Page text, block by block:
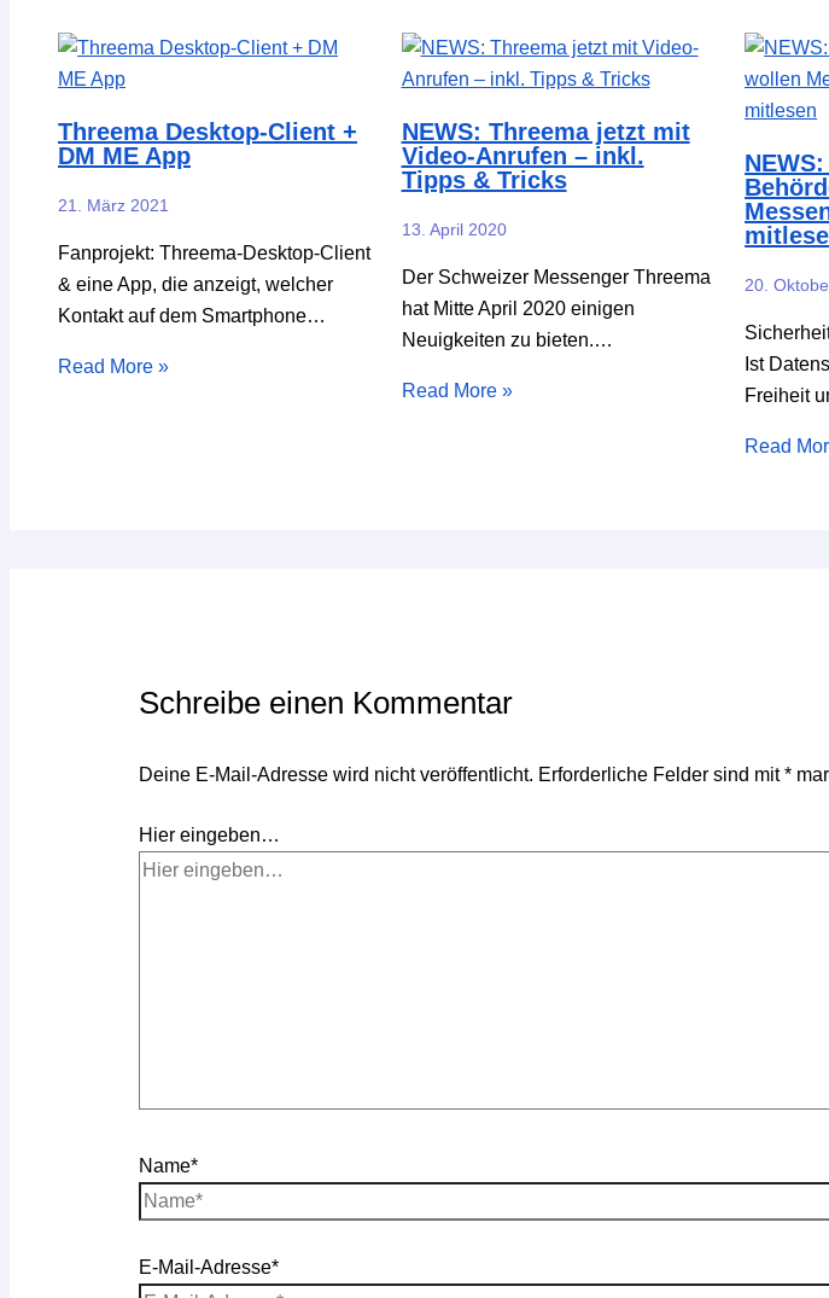
Threema Desktop-Client +
DM ME App
21. März 2021
Fanprojekt: Threema-Desktop-Client
& eine App, die anzeigt, welcher
Kontakt auf dem Smartphone…
Read More »
NEWS: Threema jetzt mit
Video-Anrufen – inkl.
Tipps & Tricks
13. April 2020
Der Schweizer Messenger Threema
hat Mitte April 2020 einigen
Neuigkeiten zu bieten.…
Read More »
20.
Ist
Freiheit
Read
Schreibe einen Kommentar
Deine E-Mail-Adresse wird nicht veröffentlicht. Erforderliche Felder sind mit*
Hier eingeben…
Name*
E-Mail-Adresse*